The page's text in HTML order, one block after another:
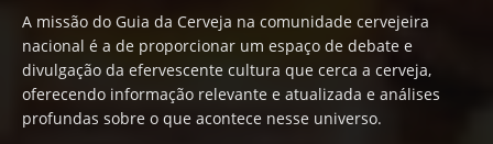
A missão do Guia da Cerveja na comunidade cervejeira
nacional é a de proporcionar um espaço de debate e
divulgação da efervescente cultura que cerca a cerveja,
oferecendo informação relevante e atualizada e análises
profundas sobre o que acontece nesse universo.